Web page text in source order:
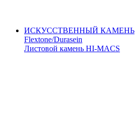
ИСКУССТВЕННЫЙ КАМЕНЬ
Flextone/Durasein
Листовой камень HI-MACS